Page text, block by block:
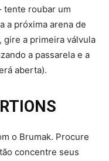
tente roubar um
a próxima arena de
gire a primeira válvula
a passarela e a
aberta).
o Brumak. Procure
concentre seus